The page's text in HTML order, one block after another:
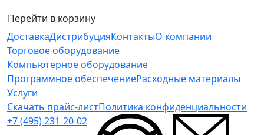
Перейти в корзину
ДоставкаДистрибуцияКонтактыО компании
Торговое оборудование
Компьютерное оборудование
Программное обеспечениеРасходные материалы
Услуги
Скачать прайс-листПолитика конфиденциальности
+7 (495) 231-20-02